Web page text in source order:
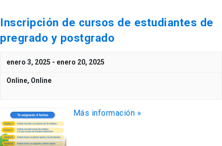
Inscripción de cursos de estudiantes de
pregrado y postgrado
enero 3, 2025 - enero 20, 2025
Online, Online
Más información »